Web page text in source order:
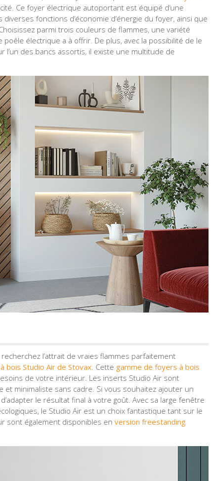
Ce foyer électrique autoportant est équipé d’une
fonctions d’économie d’énergie du foyer, ainsi que
parmi trois couleurs de flammes, une variété
poêle électrique a à offrir. De plus, avec la possibilité de le
des bancs assortis, il existe une multitude de
l’attrait de vraies flammes parfaitement
bois Studio Air de Stovax. Cette gamme de foyers à bois
de votre intérieur. Les inserts Studio Air sont
minimaliste sans cadre. Si vous souhaitez ajouter un
le résultat final à votre goût. Avec sa large fenêtre
le Studio Air est un choix fantastique tant sur le
sont également disponibles en version freestanding